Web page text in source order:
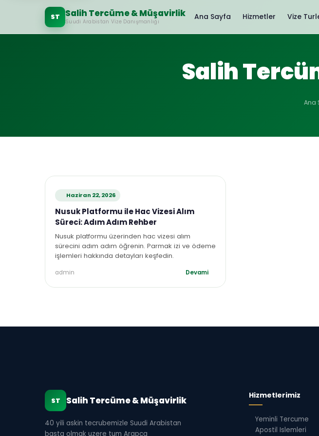
ST Salih Tercüme & Müşavirlik
Suudi Arabistan Vize Danışmanlığı Ana Sayfa Hizmetler Vize
Salih
Ana
Haziran 22, 2026
Nusuk Platformu ile Hac Vizesi Alım
Süreci: Adım Adım Rehber
Nusuk platformu üzerinden hac vizesi alım
sürecini adım adım öğrenin. Parmak izi ve ödeme
işlemleri hakkında detayları keşfedin.
admin Devami
ST Salih Tercüme & Müşavirlik
40 yili askin tecrubemizle Suudi Arabistan
basta olmak uzere tum Arapca
Hizmetlerimiz
Yeminli Tercume
Apostil Islemleri